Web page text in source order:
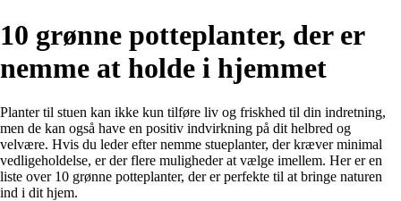
10 grønne potteplanter, der er
nemme at holde i hjemmet
Planter til stuen kan ikke kun tilføre liv og friskhed til din indretning,
men de kan også have en positiv indvirkning på dit helbred og
velvære. Hvis du leder efter nemme stueplanter, der kræver minimal
vedligeholdelse, er der flere muligheder at vælge imellem. Her er en
liste over 10 grønne potteplanter, der er perfekte til at bringe naturen
ind i dit hjem.